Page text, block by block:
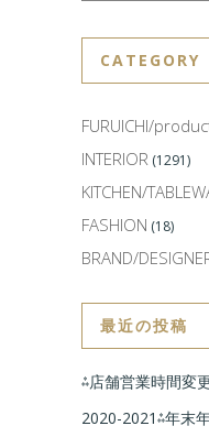
FURUICHI/
INTERIOR (1291)
KITCHEN/
FASHION (18)
BRAND/
最近の投稿
⁂店舗営業時間変
2020-2021⁂年末